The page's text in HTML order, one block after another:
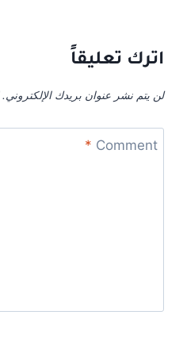
اترك تعليقاً
لن يتم نشر عنوان بريدك الإلكتروني.
Comment
*